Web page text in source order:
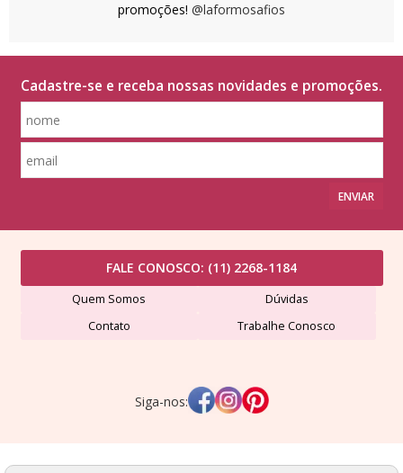
promoções! @laformosafios
Cadastre-se e receba nossas novidades e promoções.
ENVIAR
FALE CONOSCO: (11) 2268-1184
Quem Somos
Dúvidas
Contato
Trabalhe Conosco
Siga-nos:
Lã Formosa Comércio de Fios Ltda - CNPJ: 507491420001-24